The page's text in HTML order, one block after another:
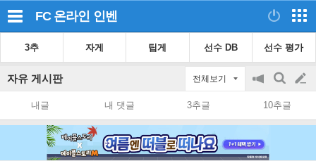
FC 온라인 인벤
3추 자게 팁게 선수 DB 선수 평가
자유 게시판 전체보기
공
지
on/off
검
색
글
쓰
내글 내 댓글 3추글 10추글